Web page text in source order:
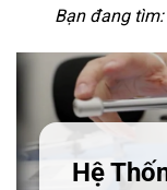
Bạn đang tìm:
Hệ